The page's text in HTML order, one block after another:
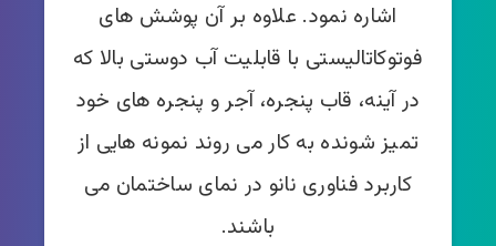
اشاره نمود. علاوه بر آن پوشش های
فوتوکاتالیستی با قابلیت آب دوستی بالا که
در آینه، قاب پنجره، آجر و پنجره های خود
تمیز شونده به کار می روند نمونه هایی از
کاربرد فناوری نانو در نمای ساختمان می
باشند.